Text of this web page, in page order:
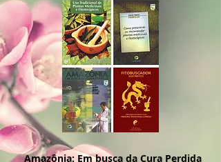
Amazônia: Em busca da Cura Perdida